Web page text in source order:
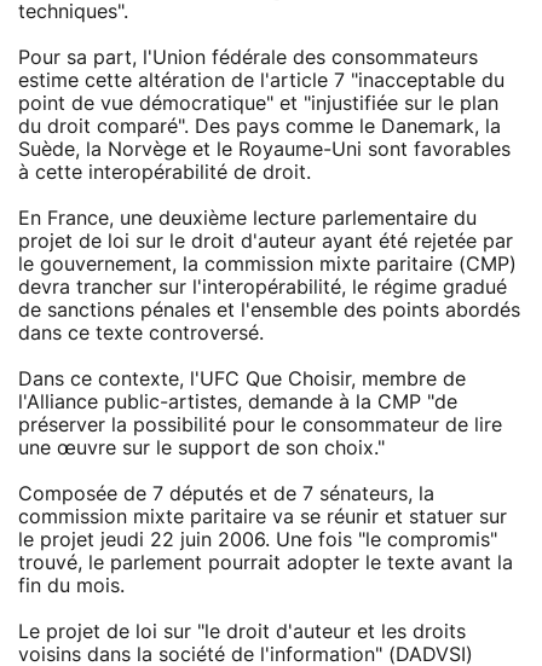
techniques".
Pour sa part, l'Union fédérale des consommateurs
estime cette altération de l'article 7 "inacceptable du
point de vue démocratique" et "injustifiée sur le plan
du droit comparé". Des pays comme le Danemark, la
Suède, la Norvège et le Royaume-Uni sont favorables
à cette interopérabilité de droit.
En France, une deuxième lecture parlementaire du
projet de loi sur le droit d'auteur ayant été rejetée par
le gouvernement, la commission mixte paritaire (CMP)
devra trancher sur l'interopérabilité, le régime gradué
de sanctions pénales et l'ensemble des points abordés
dans ce texte controversé.
Dans ce contexte, l'UFC Que Choisir, membre de
l'Alliance public-artistes, demande à la CMP "de
préserver la possibilité pour le consommateur de lire
une œuvre sur le support de son choix."
Composée de 7 députés et de 7 sénateurs, la
commission mixte paritaire va se réunir et statuer sur
le projet jeudi 22 juin 2006. Une fois "le compromis"
trouvé, le parlement pourrait adopter le texte avant la
fin du mois.
Le projet de loi sur "le droit d'auteur et les droits
voisins dans la société de l'information" (DADVSI)